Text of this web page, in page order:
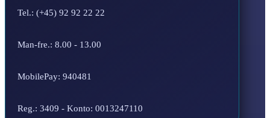
Tel.: (+45) 92 92 22 22
Man-fre.: 8.00 - 13.00
MobilePay: 940481
Reg.: 3409 - Konto: 0013247110